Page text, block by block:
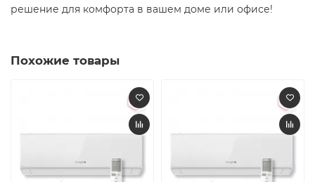
решение для комфорта в вашем доме или офисе!
Похожие товары